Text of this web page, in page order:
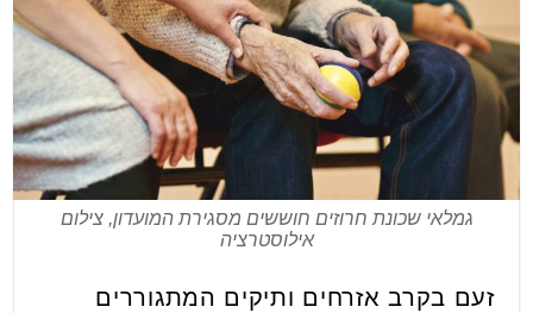
גמלאי שכונת חרוזים חוששים מסגירת המועדון, צילום
אילוסטרציה
זעם בקרב אזרחים ותיקים המתגוררים